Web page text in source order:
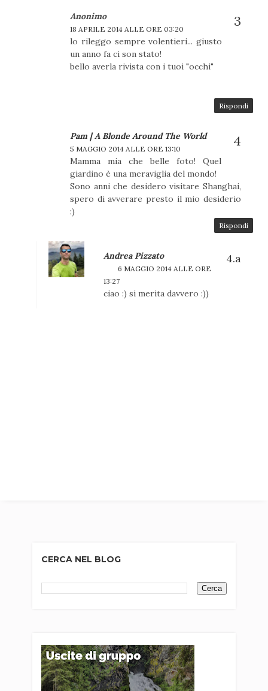
Anonimo
18 APRILE 2014 ALLE ORE 03:20
lo rileggo sempre volentieri... giusto
un anno fa ci son stato!
bello averla rivista con i tuoi "occhi"
Rispondi
Pam | A Blonde Around The World
5 MAGGIO 2014 ALLE ORE 13:10
Mamma mia che belle foto! Quel
giardino è una meraviglia del mondo!
Sono anni che desidero visitare Shanghai,
spero di avverare presto il mio desiderio
:)
Rispondi
Andrea Pizzato
6 MAGGIO 2014 ALLE ORE
13:27
ciao :) si merita davvero :))
CERCA NEL BLOG